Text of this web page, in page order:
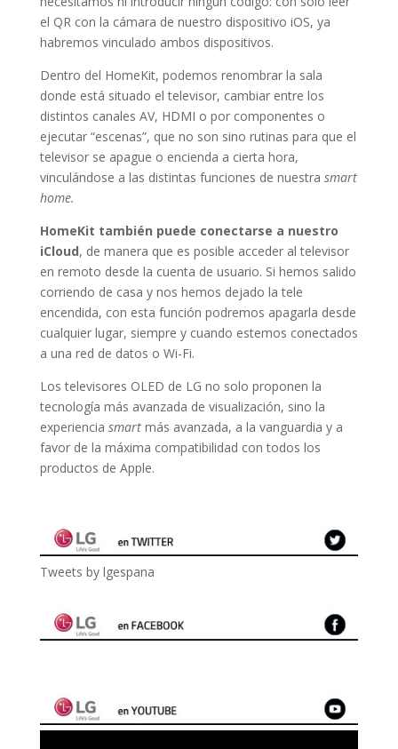
el QR con la cámara de nuestro dispositivo iOS, ya
habremos vinculado ambos dispositivos.
Dentro del HomeKit, podemos renombrar la sala
donde está situado el televisor, cambiar entre los
distintos canales AV, HDMI o por componentes o
ejecutar “escenas”, que no son sino rutinas para que el
televisor se apague o encienda a cierta hora,
vinculándose a las distintas funciones de nuestra smart
home.
HomeKit también puede conectarse a nuestro
iCloud, de manera que es posible acceder al televisor
en remoto desde la cuenta de usuario. Si hemos salido
corriendo de casa y nos hemos dejado la tele
encendida, con esta función podremos apagarla desde
cualquier lugar, siempre y cuando estemos conectados
a una red de datos o Wi-Fi.
Los televisores OLED de LG no solo proponen la
tecnología más avanzada de visualización, sino la
experiencia smartmás avanzada, a la vanguardia y a
favor de la máxima compatibilidad con todos los
productos de Apple.
Tweets by lgespana